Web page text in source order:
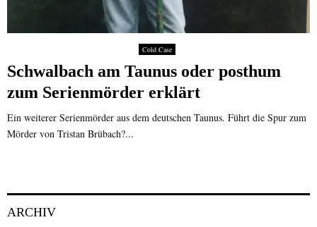
Cold Case
Schwalbach am Taunus oder posthum
zum Serienmörder erklärt
Ein weiterer Serienmörder aus dem deutschen Taunus. Führt die Spur zum
Mörder von Tristan Brübach?...
ARCHIV